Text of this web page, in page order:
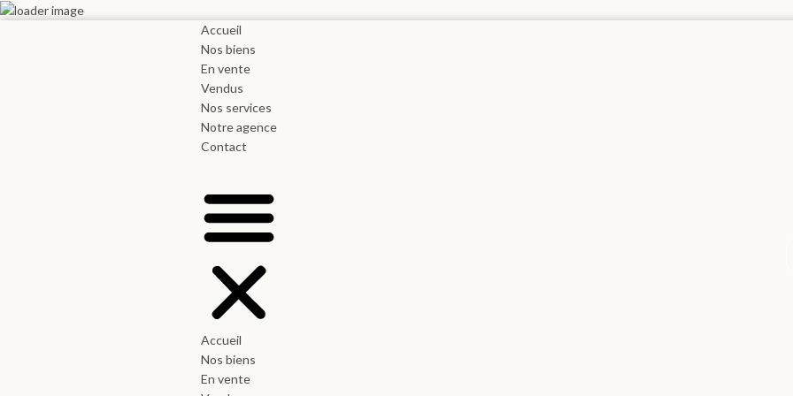
Accueil
Nos biens
En vente
Vendus
Nos services
Notre agence
Contact
Accueil
Nos biens
En vente